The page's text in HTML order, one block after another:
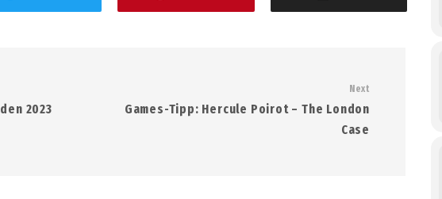
2023
Next
Games-Tipp: Hercule Poirot – The London
Case